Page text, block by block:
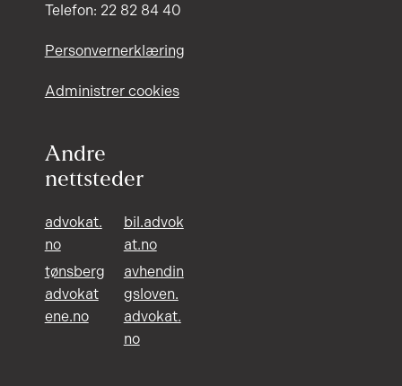
Telefon: 22 82 84 40
Personvernerklæring
Administrer cookies
Andre
nettsteder
advokat.
no
bil.advok
at.no
tønsberg
advokat
ene.no
avhendin
gsloven.
advokat.
no